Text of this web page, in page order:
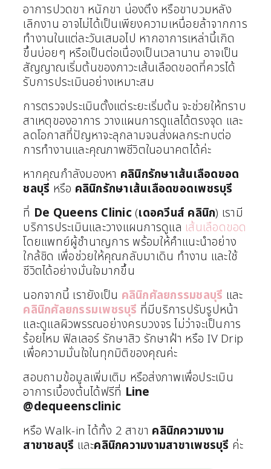
อาการปวดขา หนักขา น่องตึง หรือขาบวมหลัง
เลิกงาน อาจไม่ได้เป็นเพียงความเหนื่อยล้าจากการ
ทำงานในแต่ละวันเสมอไป หากอาการเหล่านี้เกิด
ขึ้นบ่อยๆ หรือเป็นต่อเนื่องเป็นเวลานาน อาจเป็น
สัญญาณเริ่มต้นของภาวะเส้นเลือดขอดที่ควรได้
รับการประเมินอย่างเหมาะสม
การตรวจประเมินตั้งแต่ระยะเริ่มต้น จะช่วยให้ทราบ
สาเหตุของอาการ วางแผนการดูแลได้ตรงจุด และ
ลดโอกาสที่ปัญหาจะลุกลามจนส่งผลกระทบต่อ
การทำงานและคุณภาพชีวิตในอนาคตได้ค่ะ
หากคุณกำลังมองหา คลินิกรักษาเส้นเลือดขอด
ชลบุรี หรือ คลินิกรักษาเส้นเลือดขอดเพชรบุรี
ที่ De Queens Clinic (เดอควีนส์ คลินิก) เรามี
บริการประเมินและวางแผนการดูแล เส้นเลือดขอด
โดยแพทย์ผู้ชำนาญการ พร้อมให้คำแนะนำอย่าง
ใกล้ชิด เพื่อช่วยให้คุณกลับมาเดิน ทำงาน และใช้
ชีวิตได้อย่างมั่นใจมากขึ้น
นอกจากนี้ เรายังเป็น คลินิกศัลยกรรมชลบุรี และ
คลินิกศัลยกรรมเพชรบุรี ที่มีบริการปรับรูปหน้า
และดูแลผิวพรรณอย่างครบวงจร ไม่ว่าจะเป็นการ
ร้อยไหม ฟิลเลอร์ รักษาสิว รักษาฝ้า หรือ IV Drip
เพื่อความมั่นใจในทุกมิติของคุณค่ะ
สอบถามข้อมูลเพิ่มเติม หรือส่งภาพเพื่อประเมิน
อาการเบื้องต้นได้ฟรีที่ Line
@dequeensclinic
หรือ Walk-in ได้ทั้ง 2 สาขา คลินิกความงาม
สาขาชลบุรี และคลินิกความงามสาขาเพชรบุรี ค่ะ